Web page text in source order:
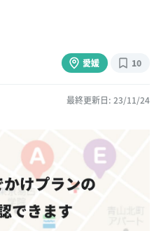
愛媛 10
最終更新日: 23/11/24